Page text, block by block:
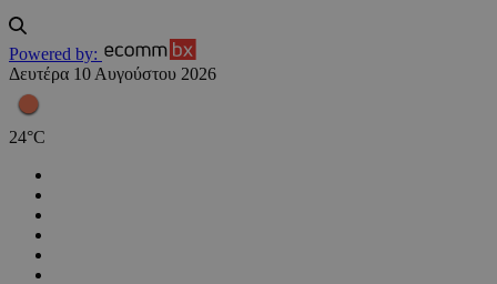
Powered by:
Δευτέρα 10 Αυγούστου 2026
24°C